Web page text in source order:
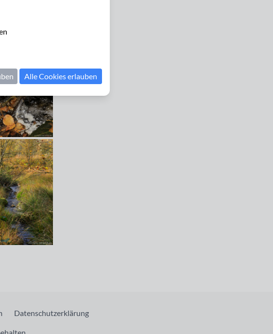
Datenschutzerklärung
anwenden
Alle Cookies erlauben